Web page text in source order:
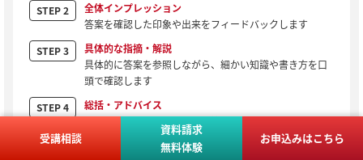
STEP 2
全体インプレッション
答案を確認した印象や出来をフィードバックします
STEP 3
具体的な指摘・解説
具体的に答案を参照しながら、細かい知識や書き方を口
頭で確認します
STEP 4
総括・アドバイス
ご自身の傾向や今後に向けた答案戦略をお伝えします
※あくまで一例です。受講生の状況に応じて内容は変動します。
受講相談
資料請求
無料体験
お申込みはこちら